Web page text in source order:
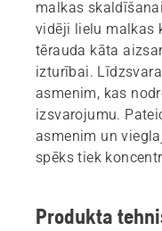
malkas
vidēji lielu malkas
tērauda kāta
izturībai.
asmenim, kas
izsvarojumu.
asmenim un
spēks tiek
robustu. Cirvi var
Produkta